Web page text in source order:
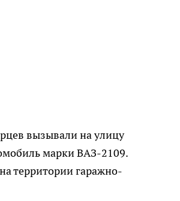
вызывали на улицу
марки ВАЗ-2109.
территории гаражно-